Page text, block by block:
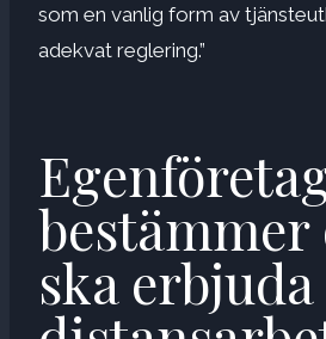
som en vanlig form av
adekvat reglering.”
bestämmer
ska erbjuda